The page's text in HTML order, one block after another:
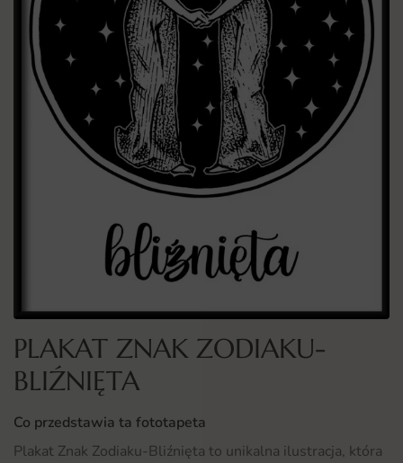
PLAKAT ZNAK ZODIAKU-
BLIŹNIĘTA
Co przedstawia ta fototapeta
Plakat Znak Zodiaku-Bliźnięta to unikalna ilustracja, która